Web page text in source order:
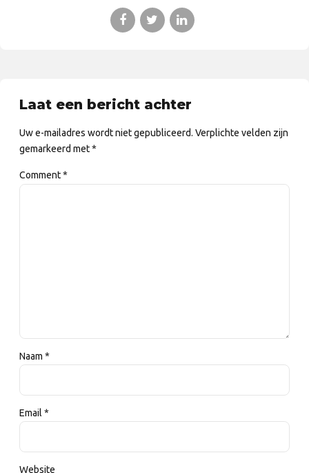
Laat een bericht achter
Uw e-mailadres wordt niet gepubliceerd. Verplichte velden zijn
gemarkeerd met *
Comment*
Naam *
Email *
Website